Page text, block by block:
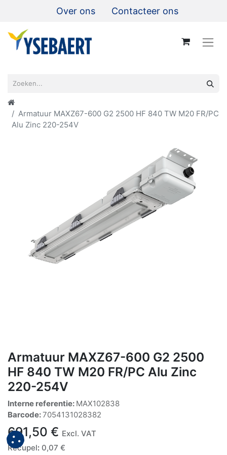
Over ons Contacteer ons
Armatuur MAXZ67-600 G2 2500 HF 840 TW M20 FR/PC
Alu Zinc 220-254V
Armatuur MAXZ67-600 G2 2500
HF 840 TW M20 FR/PC Alu Zinc
220-254V
Interne referentie: MAX102838
Barcode:7054131028382
691,50 € Excl. VAT
Recupel: 0,07 €